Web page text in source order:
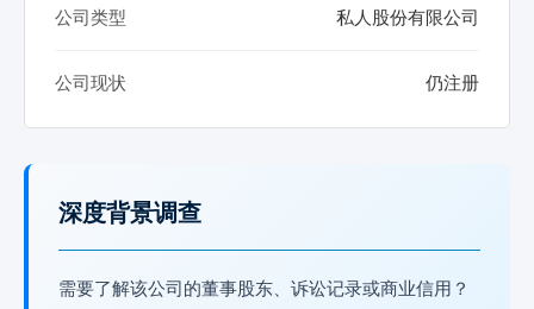
公司类型 私人股份有限公司
公司现状 仍注册
深度背景调查
需要了解该公司的董事股东、诉讼记录或商业信用？